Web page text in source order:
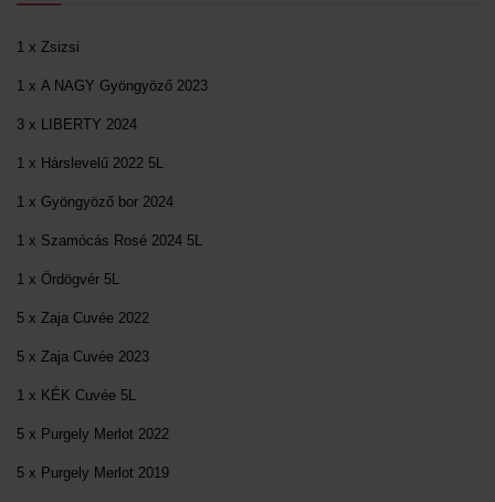
1 x Zsizsi
1 x A NAGY Gyöngyöző 2023
3 x LIBERTY 2024
1 x Hárslevelű 2022 5L
1 x Gyöngyöző bor 2024
1 x Szamócás Rosé 2024 5L
1 x Ördögvér 5L
5 x Zaja Cuvée 2022
5 x Zaja Cuvée 2023
1 x KÉK Cuvée 5L
5 x Purgely Merlot 2022
5 x Purgely Merlot 2019